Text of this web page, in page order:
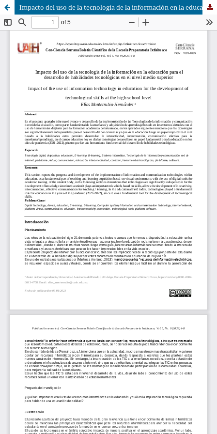
Impacto del uso de la tecnología de la información en la educación para el desarrollo de habilidades tecnológicas en el nivel medio superior